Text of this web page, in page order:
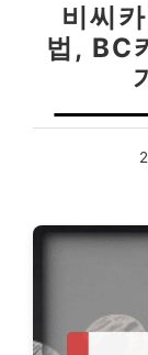
비씨
법, BC